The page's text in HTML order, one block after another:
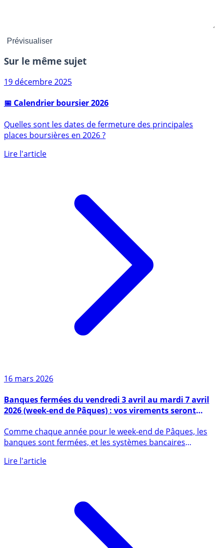
Sur le même sujet
19 décembre 2025
📅 Calendrier boursier 2026
Quelles sont les dates de fermeture des principales
places boursières en 2026 ?
Lire l'article
16 mars 2026
Banques fermées du vendredi 3 avril au mardi 7 avril
2026 (week-end de Pâques) : vos virements seront
retardés, anticipez !
Comme chaque année pour le week-end de Pâques, les
banques sont fermées, et les systèmes bancaires
également. Il vous (...)
Lire l'article